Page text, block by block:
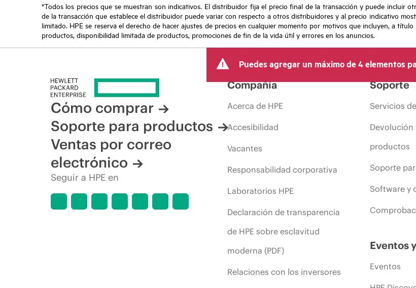
*Todos los precios que se muestran son indicativos. El distribuidor fija el precio final de la transacción y puede incluir
de la transacción que establece el distribuidor puede variar con respecto a otros distribuidores y al precio indicativo
limitado. HPE se reserva el derecho de hacer ajustes de precios en cualquier momento por motivos que incluyen, a
productos, disponibilidad limitada de productos, promociones de fin de la vida útil y errores en los anuncios.
Puedes agregar un máximo de 4 elementos
Cómo comprar
Soporte para productos
Ventas por correo
electrónico
Seguir a HPE en
Compañía
Acerca de HPE
Accesibilidad
Vacantes
Responsabilidad corporativa
Laboratorios HPE
Declaración de transparencia
de HPE sobre esclavitud
moderna (PDF)
Relaciones con los inversores
Soporte
Servicios
Devolución
productos
Soporte
Software y
Eventos
Eventos